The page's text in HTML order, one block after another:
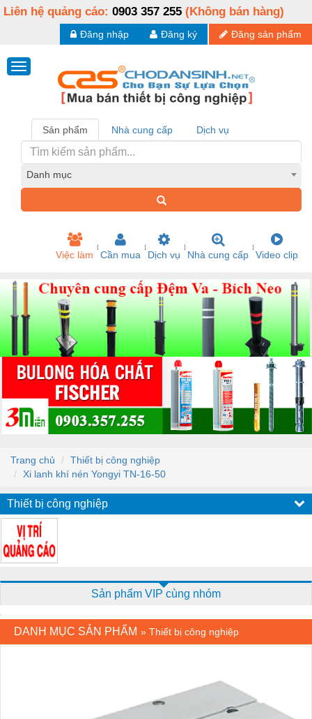
Liên hệ quảng cáo: 0903 357 255 (Không bán hàng)
Đăng sản phẩm
Đăng ký
Đăng nhập
Sản phẩm Nhà cung cấp Dịch vụ
Danh mục
Việc làm Cần mua Dịch vụ Nhà cung cấp Video clip
Trang chủ
Thiết bị công nghiệp
Xi lanh khí nén Yongyi TN-16-50
Thiết bị công nghiệp
Sản phẩm VIP cùng nhóm
DANH MỤC SẢN PHẨM » Thiết bị công nghiệp